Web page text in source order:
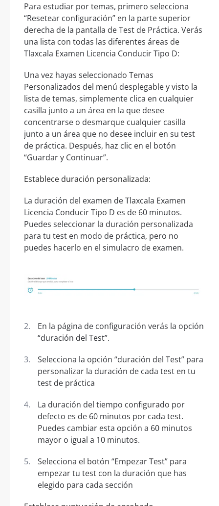
Para estudiar por temas, primero selecciona
“Resetear configuración” en la parte superior
derecha de la pantalla de Test de Práctica. Verás
una lista con todas las diferentes áreas de
Tlaxcala Examen Licencia Conducir Tipo D:
Una vez hayas seleccionado Temas
Personalizados del menú desplegable y visto la
lista de temas, simplemente clica en cualquier
casilla junto a un área en la que desee
concentrarse o desmarque cualquier casilla
junto a un área que no desee incluir en su test
de práctica. Después, haz clic en el botón
“Guardar y Continuar”.
Establece duración personalizada:
La duración del examen de Tlaxcala Examen
Licencia Conducir Tipo D es de 60 minutos.
Puedes seleccionar la duración personalizada
para tu test en modo de práctica, pero no
puedes hacerlo en el simulacro de examen.
En la página de configuración verás la opción
“duración del Test”.
Selecciona la opción “duración del Test” para
personalizar la duración de cada test en tu
test de práctica
La duración del tiempo configurado por
defecto es de 60 minutos por cada test.
Puedes cambiar esta opción a 60 minutos
mayor o igual a 10 minutos.
Selecciona el botón “Empezar Test” para
empezar tu test con la duración que has
elegido para cada sección